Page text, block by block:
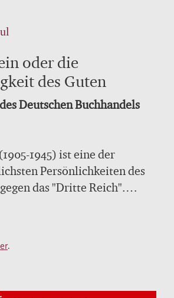
oder die
des Guten
Deutschen Buchhandels
1945) ist eine der
Persönlichkeiten des
das "Dritte Reich".
trat er der NSDAP bei, um
von innen bekämpfen zu
1941 meldete er sich zur
.